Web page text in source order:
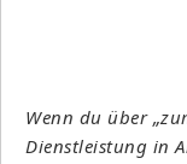
Wenn du über
Dienstleistung in